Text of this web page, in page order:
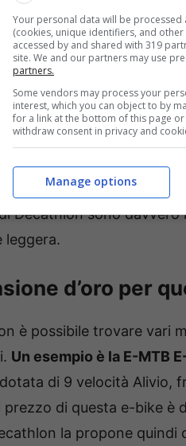
forte riduzione delle
vendite ma già
che potrebbero
l’azienda francese che
diverse e-bike a
sguardo più
Decathlon sono davvero
leggera.
d’oro per
è possibile trovare vari
Un esempio è la E-MTB
di 9 velocità Alivio,
di questa e-bike è
la propone quindi
Your personal data will be
(cookies, unique identifiers, and
accessed by and shared with 319
site. We and our partners may use
partners.
Some vendors may process your
interest, which you can object to by
for a link at the bottom of this page
withdraw consent in privacy and
Manage options